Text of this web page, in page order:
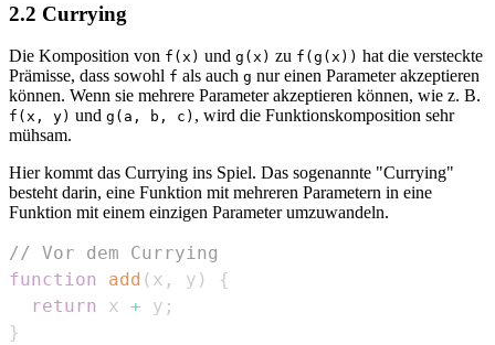
2.2 Currying
Die Komposition von f(x) und g(x) zu f(g(x)) hat die versteckte
Prämisse, dass sowohl f als auch g nur einen Parameter akzeptieren
können. Wenn sie mehrere Parameter akzeptieren können, wie z. B.
f(x, y) und g(a, b, c) , wird die Funktionskomposition sehr
mühsam.
Hier kommt das Currying ins Spiel. Das sogenannte "Currying"
besteht darin, eine Funktion mit mehreren Parametern in eine
Funktion mit einem einzigen Parameter umzuwandeln.
// Vor dem Currying
function
add ( x , y )
{
return
x + y ;
}